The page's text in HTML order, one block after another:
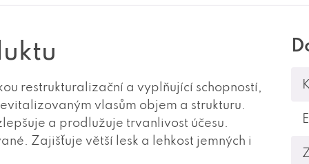
restrukturalizační a vyplňující schopností,
vlasům objem a strukturu.
a prodlužuje trvanlivost účesu.
Zajišťuje větší lesk a lehkost jemných i